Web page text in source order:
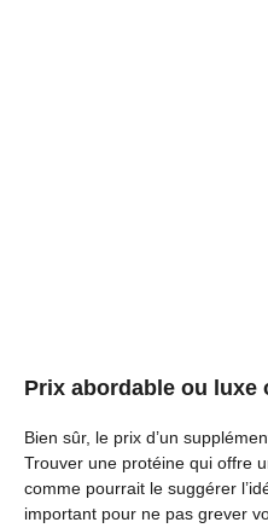
Prix abordable ou luxe
Bien sûr, le prix d’un
Trouver une protéine qui offre
comme pourrait le suggérer
important pour ne pas grever